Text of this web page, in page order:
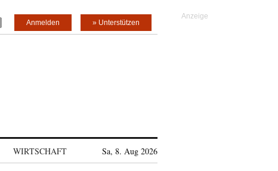
» Unterstützen
Anmelden
WIRTSCHAFT Sa, 8. Aug 2026